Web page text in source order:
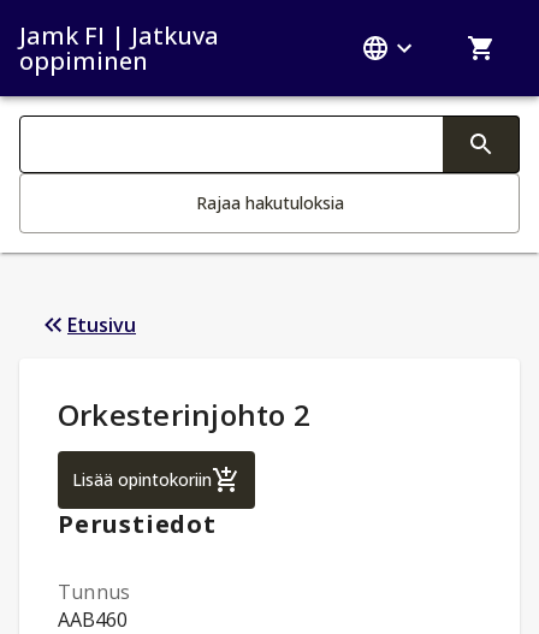
Jamk FI | Jatkuva
oppiminen
Haku kategoriat
Rajaa hakutuloksia
Etusivu
Opintotiedot:
Orkesterinjohto 2
Lisää opintokoriinOrkesterinjohto 2
Perustiedot
Tunnus
AAB460